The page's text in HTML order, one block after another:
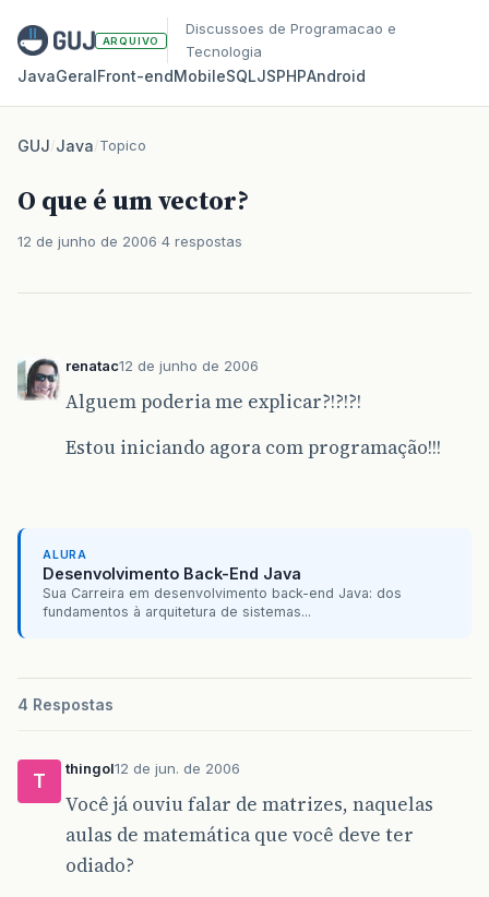
ARQUIVO
Discussoes de Programacao e
Tecnologia
JavaGeralFront‑endMobileSQLJSPHPAndroid
GUJ/Java/Topico
O que é um vector?
12 de junho de 2006 4 respostas
renatac12 de junho de 2006
Alguem poderia me explicar?!?!?!
Estou iniciando agora com programação!!!
ALURA
Desenvolvimento Back-End Java
Sua Carreira em desenvolvimento back-end Java: dos
fundamentos à arquitetura de sistemas...
4 Respostas
T
thingol12 de jun. de 2006
Você já ouviu falar de matrizes, naquelas
aulas de matemática que você deve ter
odiado?